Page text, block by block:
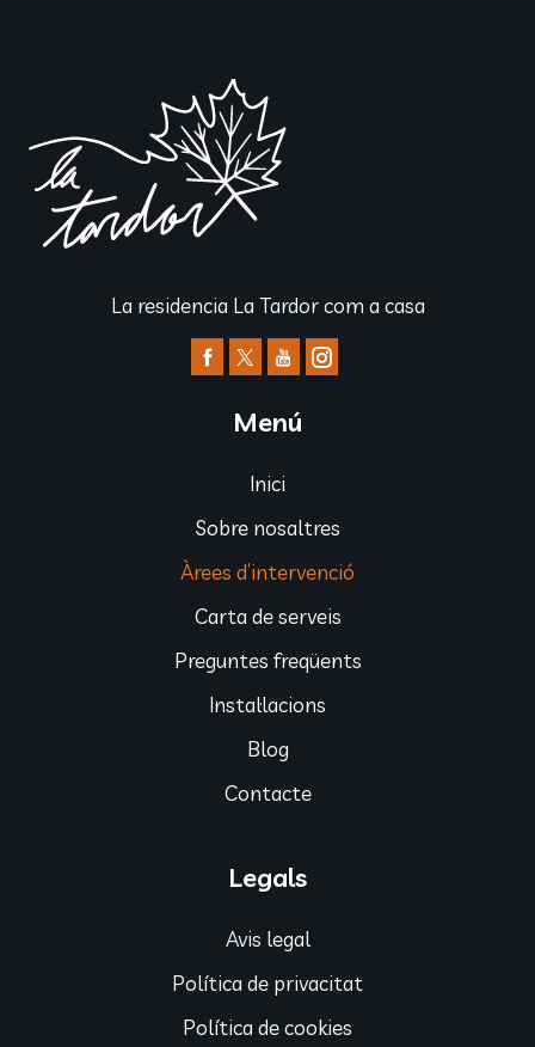
La residencia La Tardor com a casa
Menú
Inici
Sobre nosaltres
Àrees d’intervenció
Carta de serveis
Preguntes freqüents
Instal·lacions
Blog
Contacte
Legals
Avis legal
Política de privacitat
Política de cookies